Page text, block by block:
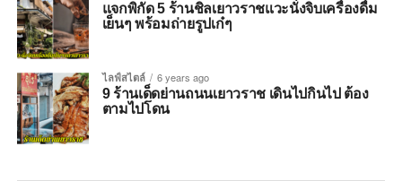
แจกพิกัด 5 ร้านชิลเยาวราชแวะนั่งจิบเครื่องดื่ม
เย็นๆ พร้อมถ่ายรูปเก๋ๆ
ไลฟ์สไตล์ 6 years ago
9 ร้านเด็ดย่านถนนเยาวราช เดินไปกินไป ต้อง
ตามไปโดน